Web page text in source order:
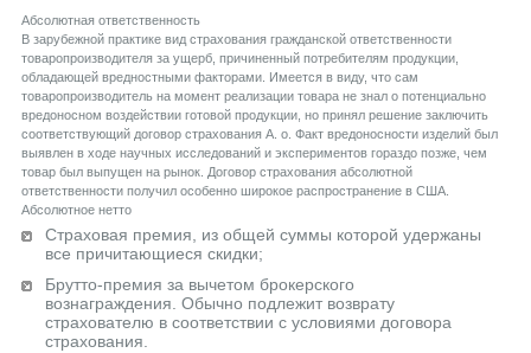
Абсолютная ответственность
В зарубежной практике вид страхования гражданской ответственности
товаропроизводителя за ущерб, причиненный потребителям продукции,
обладающей вредностными факторами. Имеется в виду, что сам
товаропроизводитель на момент реализации товара не знал о потенциально
вредоносном воздействии готовой продукции, но принял решение заключить
соответствующий договор страхования А. о. Факт вредоносности изделий был
выявлен в ходе научных исследований и экспериментов гораздо позже, чем
товар был выпущен на рынок. Договор страхования абсолютной
ответственности получил особенно широкое распространение в США.
Aбсолютное нетто
Страховая премия, из общей суммы которой удержаны
все причитающиеся скидки;
Брутто-премия за вычетом брокерского
вознаграждения. Обычно подлежит возврату
страхователю в соответствии с условиями договора
страхования.